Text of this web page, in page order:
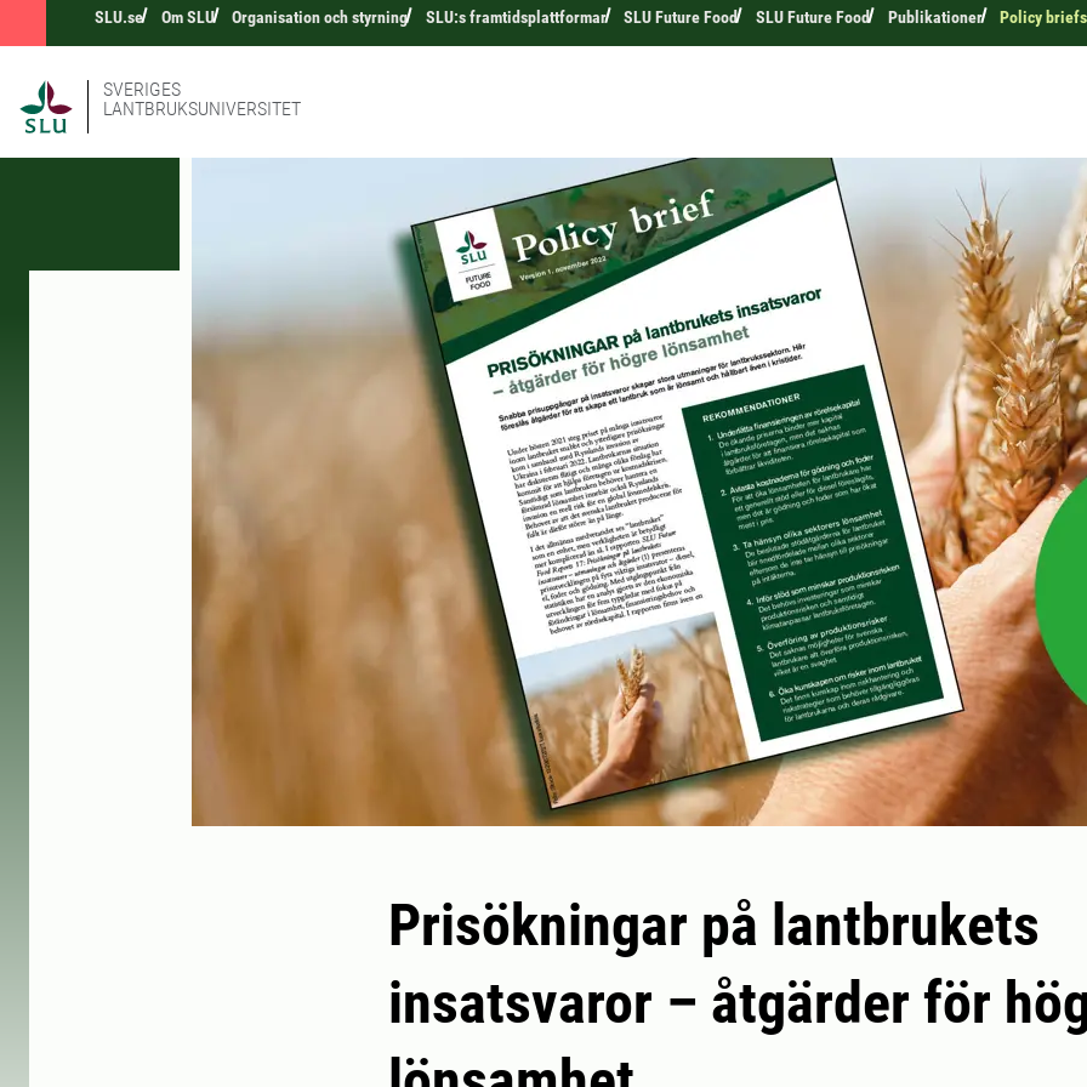
SLU.se Om SLU Organisation och styrning SLU:s framtidsplattformar SLU Future Food SLU Future Food Publikationer Policy briefs
SVERIGES
LANTBRUKSUNIVERSITET
Prisökningar på lantbrukets
insatsvaror – åtgärder för